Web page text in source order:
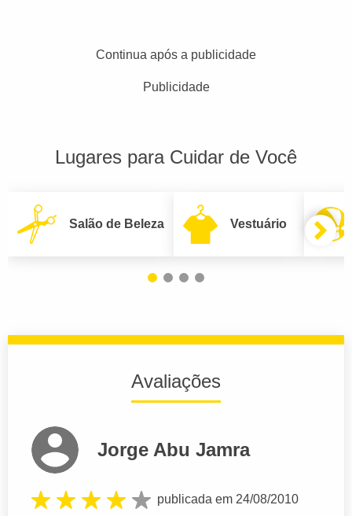
Continua após a publicidade
Publicidade
Lugares para Cuidar de Você
Salão de Beleza Vestuário
Avaliações
Jorge Abu Jamra
publicada em 24/08/2010